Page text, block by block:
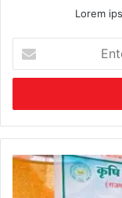
Lorem
your
Email